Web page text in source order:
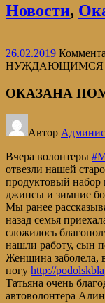
Новости,
26.02.2019
НУЖДАЮЩИМСЯ
ОКАЗАНА
Автор
Вчера волонтеры
отвезли нашей
продуктовый набор
джинсы и зимние
Мы ранее
назад семья
сложилось
нашли работу, сын
Женщина заболела, в
ногу http://
Татьяна очень
автоволонтера